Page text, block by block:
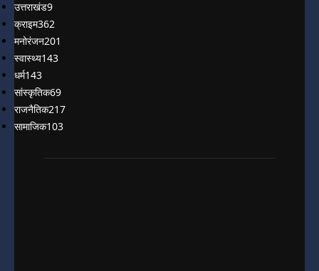
उत्तराखंड9
क्राइम362
मनोरंजन201
स्वास्थ्य143
धर्म143
सांस्कृतिक69
राजनैतिक217
सामाजिक103